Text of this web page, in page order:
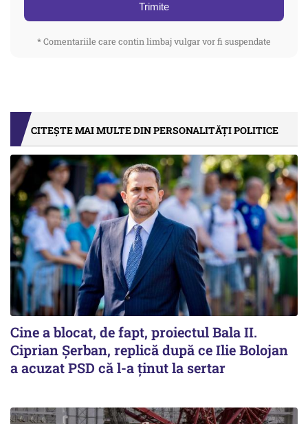
Trimite
* Comentariile care contin limbaj vulgar vor fi suspendate
CITEȘTE MAI MULTE DIN PERSONALITĂȚI POLITICE
Cine a blocat, de fapt, proiectul Bala II.
Ciprian Șerban, replică după ce Ilie Bolojan
a acuzat PSD că l-a ținut la sertar